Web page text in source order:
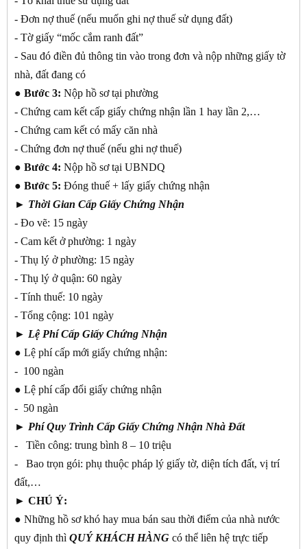
- Đơn nợ thuế (nếu muốn ghi nợ thuế sử dụng đất)
- Tờ giấy “mốc cắm ranh đất”
- Sau đó điền đủ thông tin vào trong đơn và nộp những giấy tờ
nhà, đất đang có
● Bước 3: Nộp hồ sơ tại phường
- Chứng cam kết cấp giấy chứng nhận lần 1 hay lần 2,…
- Chứng cam kết có mấy căn nhà
- Chứng đơn nợ thuế (nếu ghi nợ thuế)
● Bước 4: Nộp hồ sơ tại UBNDQ
● Bước 5: Đóng thuế + lấy giấy chứng nhận
► Thời Gian Cấp Giấy Chứng Nhận
- Đo vẽ: 15 ngày
- Cam kết ở phường: 1 ngày
- Thụ lý ở phường: 15 ngày
- Thụ lý ở quận: 60 ngày
- Tính thuế: 10 ngày
- Tổng cộng: 101 ngày
► Lệ Phí Cấp Giấy Chứng Nhận
● Lệ phí cấp mới giấy chứng nhận:
- 100 ngàn
● Lệ phí cấp đổi giấy chứng nhận
- 50 ngàn
► Phí Quy Trình Cấp Giấy Chứng Nhận Nhà Đất
- Tiền công: trung bình 8 – 10 triệu
- Bao trọn gói: phụ thuộc pháp lý giấy tờ, diện tích đất, vị trí
đất,…
► CHÚ Ý:
● Những hồ sơ khó hay mua bán sau thời điểm của nhà nước
quy định thì QUÝ KHÁCH HÀNG có thể liên hệ trực tiếp